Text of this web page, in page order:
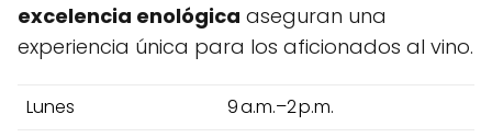
excelencia enológica aseguran una
experiencia única para los aficionados al vino.
Lunes
9 a.m.–2 p.m.